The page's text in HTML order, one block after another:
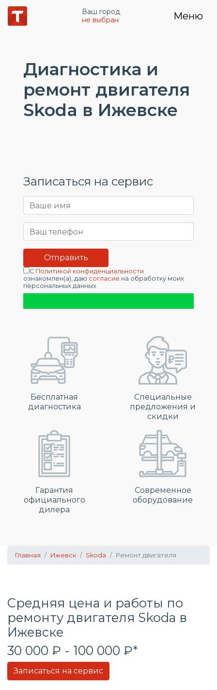
Ваш город
не выбран
Меню
Диагностика и
ремонт двигателя
Skoda в Ижевске
Записаться на сервис
С Политикой конфиденциальности
ознакомлен(а), даю согласие на обработку моих
персональных данных
Бесплатная
диагностика
Специальные
предложения и
скидки
Гарантия
официального
дилера
Современное
оборудование
Главная Ижевск Skoda Ремонт двигателя
Средняя цена и работы по
ремонту двигателя Skoda в
Ижевске
30 000 ₽ - 100 000 ₽*
Записаться на сервис